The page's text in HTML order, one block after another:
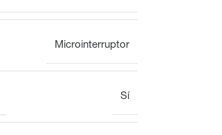
Microinterruptor
Sí